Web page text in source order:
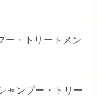
ー・トリートメン
ャンプー・トリー